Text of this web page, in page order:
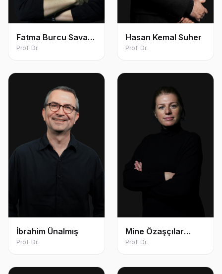
Fatma Burcu Savaş
Kutsal
Prof. Dr.
Hasan Kemal Suher
Prof. Dr.
İbrahim Ünalmış
Prof. Dr.
Mine Özaşçılar
Öztürk
Prof. Dr.